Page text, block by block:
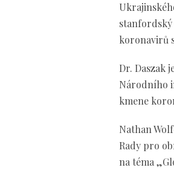
koronavirů
Dr. Daszak
Národního
kmene
Nathan
Rady pro
na téma